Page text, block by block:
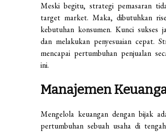
Meski begitu, strategi pemasaran
target market. Maka, dibutuhkan
kebutuhan konsumen. Kunci sukses
dan melakukan penyesuaian cepat.
mencapai pertumbuhan penjualan
ini.
Manajemen
Mengelola keuangan dengan bijak
pertumbuhan sebuah usaha di